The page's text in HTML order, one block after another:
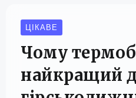
ЦІКАВЕ
Чому
найкращий